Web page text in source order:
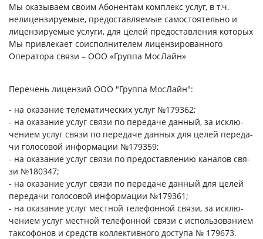
Мы оказываем своим Абонентам комплекс услуг, в т.ч.
нелицензируемые, предоставляемые самостоятельно и
лицензируемые услуги, для целей предоставления которых
Мы привлекает соисполнителем лицензированного
Оператора связи – ООО «Группа МосЛайн»
Перечень лицензий ООО "Группа МосЛайн":
- на ока­зание те­лема­тичес­ких ус­луг №179362;
- на ока­зание ус­луг свя­зи по пе­реда­че дан­ный, за ис­клю­
чени­ем ус­луг свя­зи по пе­реда­че дан­ных для це­лей пе­реда­
чи го­лосо­вой ин­форма­ции №179359;
- на ока­зание ус­луг свя­зи по пре­дос­тавле­нию ка­налов свя­
зи №180347;
- на ока­зание ус­луг свя­зи по пе­реда­че дан­ный для це­лей
пе­реда­чи го­лосо­вой ин­форма­ции №179361;
- на ока­зание ус­луг мес­тной те­лефон­ной свя­зи, за ис­клю­
чени­ем ус­луг мес­тной те­лефон­ной свя­зи с ис­поль­зо­вани­ем
так­со­фонов и средств кол­лектив­но­го дос­ту­па № 179673.